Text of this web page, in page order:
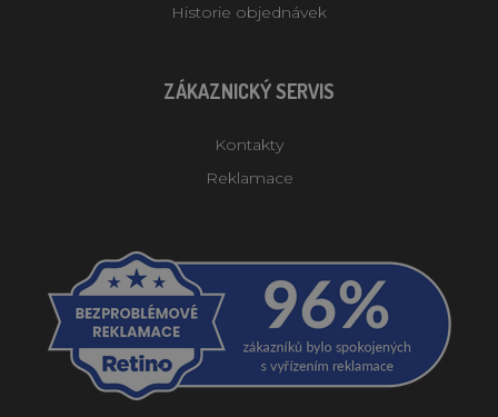
Historie objednávek
ZÁKAZNICKÝ SERVIS
Kontakty
Reklamace